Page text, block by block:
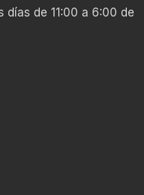
días de 11:00 a 6:00 de